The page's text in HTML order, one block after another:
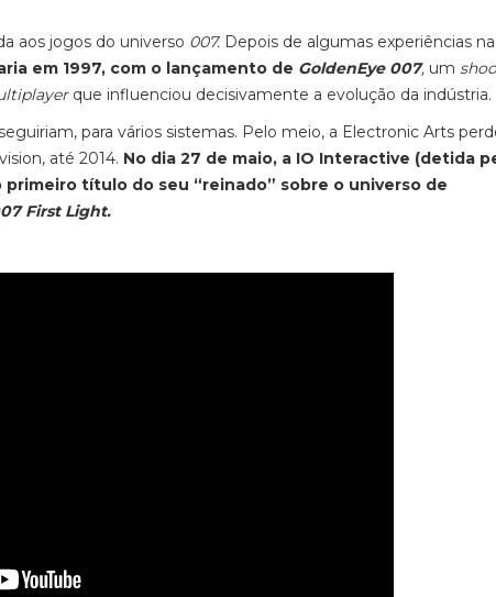
aos jogos do universo 007. Depois de algumas experiências na
em 1997, com o lançamento de GoldenEye 007, um
que influenciou decisivamente a evolução da indústria.
para vários sistemas. Pelo meio, a Electronic Arts
até 2014. No dia 27 de maio, a IO Interactive (detida
título do seu “reinado” sobre o universo de
First Light.